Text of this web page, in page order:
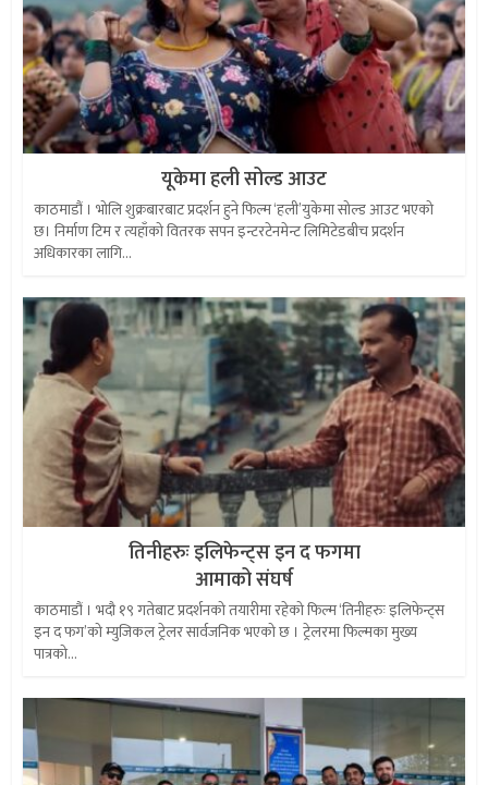
यूकेमा हली सोल्ड आउट
काठमाडौं । भोलि शुक्रबारबाट प्रदर्शन हुने फिल्म ‘हली’युकेमा सोल्ड आउट भएको
छ। निर्माण टिम र त्यहाँको वितरक सपन इन्टरटेनमेन्ट लिमिटेडबीच प्रदर्शन
अधिकारका लागि...
तिनीहरुः इलिफेन्ट्स इन द फगमा
आमाको संघर्ष
काठमाडौं । भदौ १९ गतेबाट प्रदर्शनको तयारीमा रहेको फिल्म ‘तिनीहरुः इलिफेन्ट्स
इन द फग’को म्युजिकल ट्रेलर सार्वजनिक भएको छ । ट्रेलरमा फिल्मका मुख्य
पात्रको...